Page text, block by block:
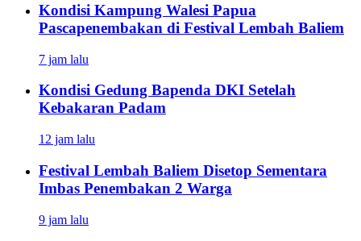
Kondisi Kampung Walesi Papua
Pascapenembakan di Festival Lembah Baliem
7 jam lalu
Kondisi Gedung Bapenda DKI Setelah
Kebakaran Padam
12 jam lalu
Festival Lembah Baliem Disetop Sementara
Imbas Penembakan 2 Warga
9 jam lalu